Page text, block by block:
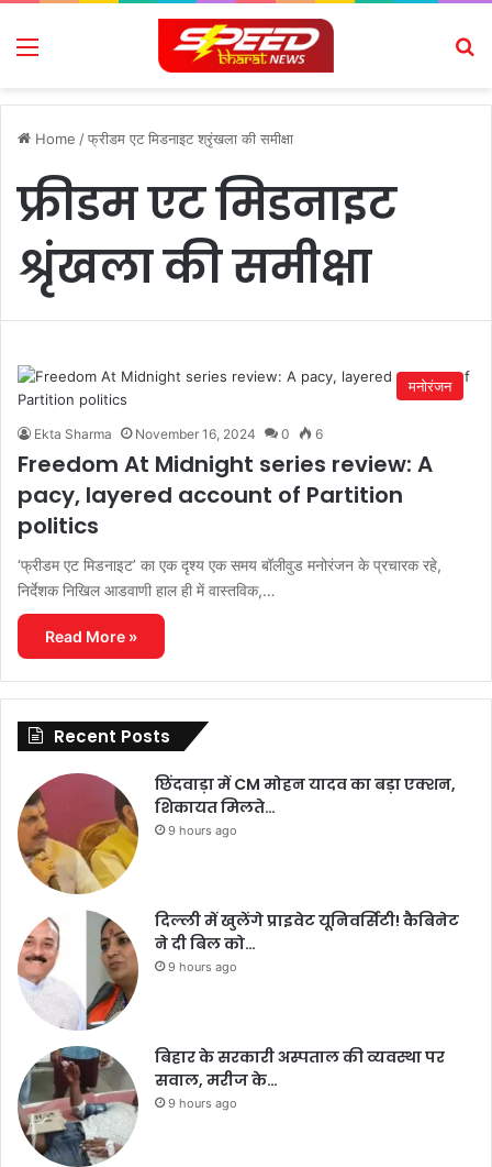
Menu
Home /फ्रीडम एट मिडनाइट श्रृंखला की समीक्षा
फ्रीडम एट मिडनाइट
श्रृंखला की समीक्षा
मनोरंजन
Ekta Sharma November 16, 2024 0 6
Freedom At Midnight series review: A
pacy, layered account of Partition
politics
‘फ्रीडम एट मिडनाइट’ का एक दृश्य एक समय बॉलीवुड मनोरंजन के प्रचारक रहे,
निर्देशक निखिल आडवाणी हाल ही में वास्तविक,…
Read More »
Recent Posts
छिंदवाड़ा में CM मोहन यादव का बड़ा एक्शन,
शिकायत मिलते…
9 hours ago
दिल्ली में खुलेंगे प्राइवेट यूनिवर्सिटी! कैबिनेट
ने दी बिल को…
9 hours ago
बिहार के सरकारी अस्पताल की व्यवस्था पर
सवाल, मरीज के…
9 hours ago